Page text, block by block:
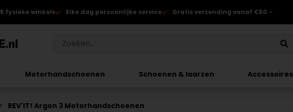
5 fysieke winkels Elke dag persoonlijke service Gratis verzending vanaf €50.-
Motorhandschoenen Schoenen & laarzen Accessoires
REV'IT! Argon 3 Motorhandschoenen